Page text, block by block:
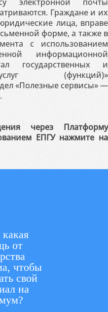
Граждане и их
лица, вправе
форме, а также в
с использованием
информационной
государственных и
(функций)»
«Полезные сервисы» —
через Платформу
ЕПГУ нажмите на
какая
от
чтобы
свой
на